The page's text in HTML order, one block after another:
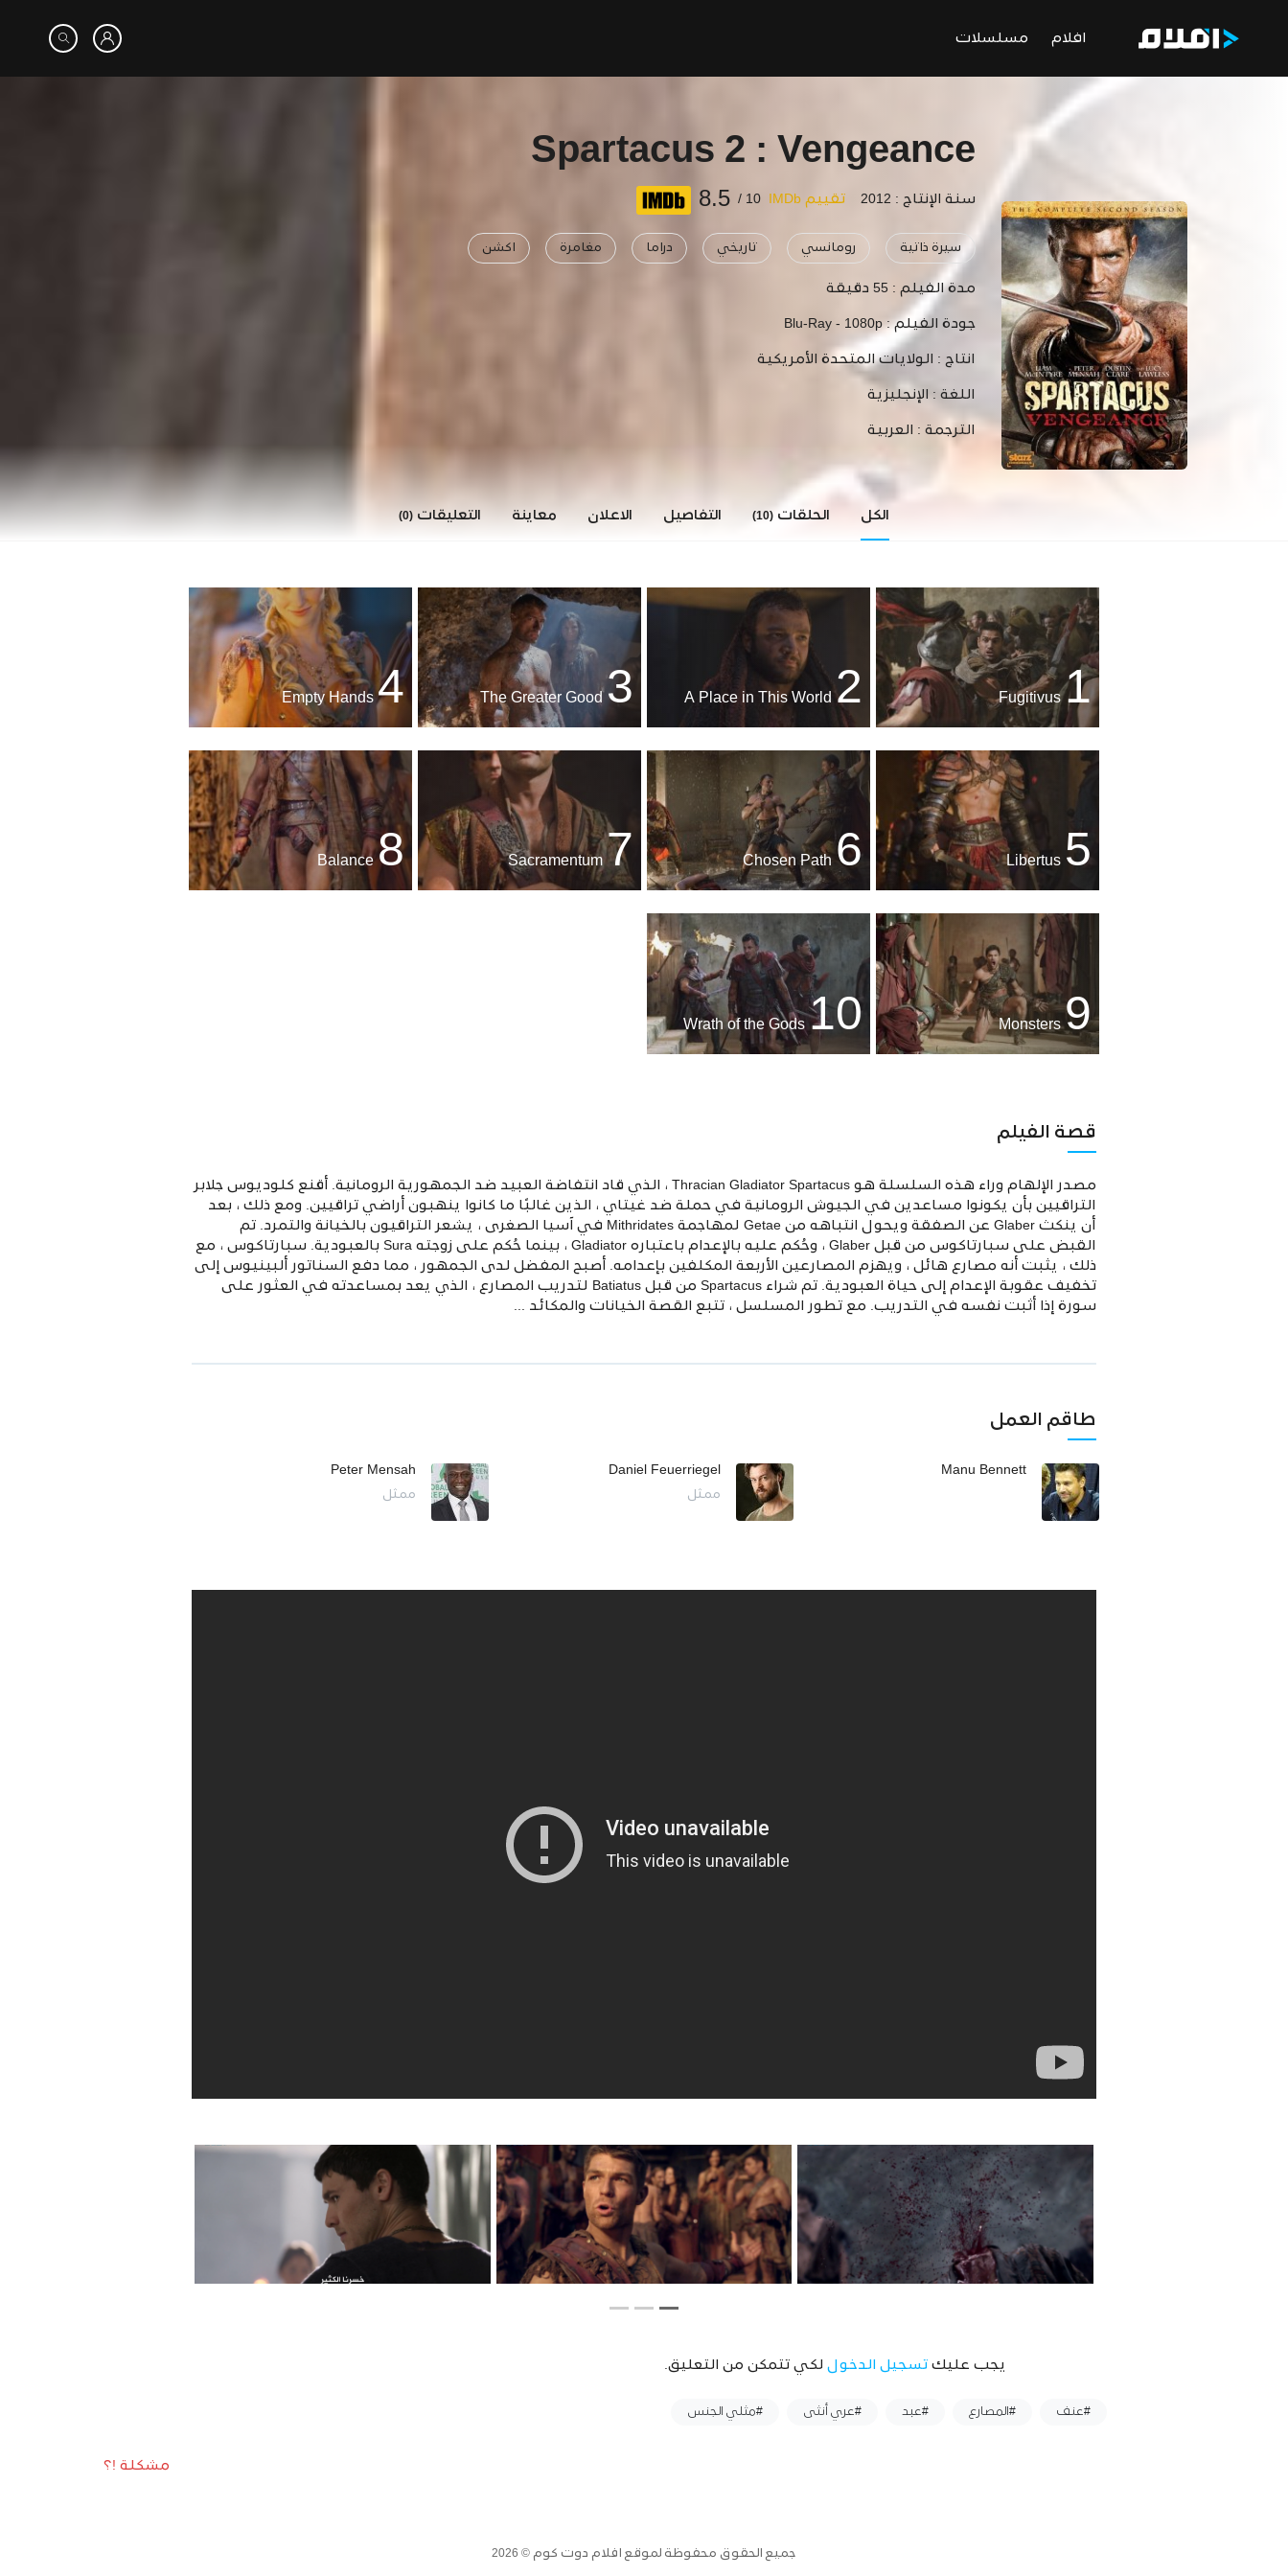
افلام مسلسلات
Spartacus 2 : Vengeance
سنة الإنتاج : 2012 تقييم IMDb 10 /
8.5
سيرة ذاتية رومانسي تاريخي دراما مغامرة اكشن
مدة الفيلم : 55 دقيقة
جودة الفيلم :Blu-Ray - 1080p
انتاج : الولايات المتحدة الأمريكية
اللغة : الإنجليزية
الترجمة : العربية
الكل الحلقات (10) التفاصيل الاعلان معاينة التعليقات (0)
1
Fugitivus
2
3
4
Empty Hands
5
6
7
Sacramentum
8
Balance
9
Monsters
10
قصة الفيلم
مصدر الإلهام وراء هذه السلسلة هو Thracian Gladiator Spartacus ، الذي قاد انتفاضة العبيد ضد الجمهورية الرومانية. أقنع كلوديوس جلابر
التراقيين بأن يكونوا مساعدين في الجيوش الرومانية في حملة ضد غيتاي ، الذين غالبًا ما كانوا ينهبون أراضي تراقيين. ومع ذلك ، بعد
أن ينكث Glaber عن الصفقة ويحول انتباهه من Getae لمهاجمة Mithridates في آسيا الصغرى ، يشعر التراقيون بالخيانة والتمرد. تم
القبض على سبارتاكوس من قبل Glaber ، وحُكم عليه بالإعدام باعتباره Gladiator ، بينما حُكم على زوجته Sura بالعبودية. سبارتاكوس ، مع
ذلك ، يثبت أنه مصارع هائل ، ويهزم المصارعين الأربعة المكلفين بإعدامه. أصبح المفضل لدى الجمهور ، مما دفع السناتور ألبينيوس إلى
تخفيف عقوبة الإعدام إلى حياة العبودية. تم شراء Spartacus من قبل Batiatus لتدريب المصارع ، الذي يعد بمساعدته في العثور على
سورة إذا أثبت نفسه في التدريب. مع تطور المسلسل ، تتبع القصة الخيانات والمكائد ...
طاقم العمل
Manu Bennett
Daniel Feuerriegel
ممثل
Peter Mensah
ممثل
يجب عليك تسجيل الدخول لكي تتمكن من التعليق.
#عنف #المصارع #عبد #عري أنثى #مثلي الجنس
مشكلة !؟
جميع الحقوق محفوظة لموقع افلام دوت كوم © 2026